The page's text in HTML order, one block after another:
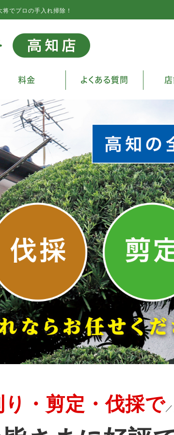
でプロの手入れ掃除！
料金 よくある質問
り・剪定・伐採で